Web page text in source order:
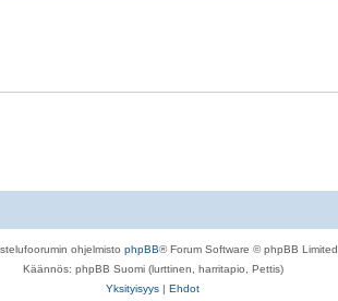
ohjelmisto phpBB® Forum Software © phpBB Limited
Käännös: phpBB Suomi (lurttinen, harritapio, Pettis)
Yksityisyys | Ehdot